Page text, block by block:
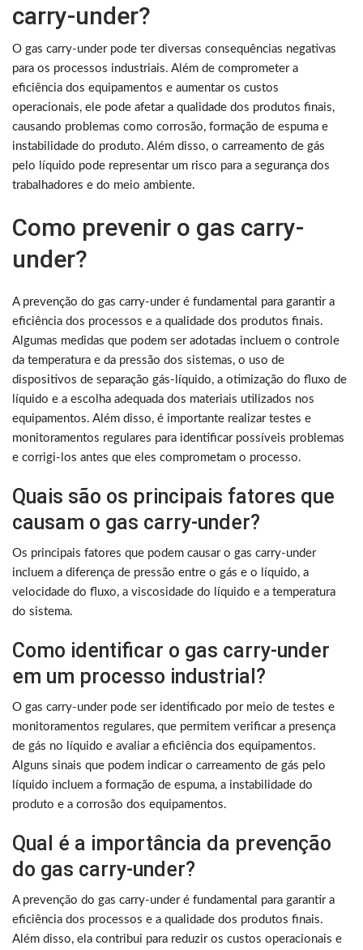
carry-under?
O gas carry-under pode ter diversas consequências negativas
para os processos industriais. Além de comprometer a
eficiência dos equipamentos e aumentar os custos
operacionais, ele pode afetar a qualidade dos produtos finais,
causando problemas como corrosão, formação de espuma e
instabilidade do produto. Além disso, o carreamento de gás
pelo líquido pode representar um risco para a segurança dos
trabalhadores e do meio ambiente.
Como prevenir o gas carry-
under?
A prevenção do gas carry-under é fundamental para garantir a
eficiência dos processos e a qualidade dos produtos finais.
Algumas medidas que podem ser adotadas incluem o controle
da temperatura e da pressão dos sistemas, o uso de
dispositivos de separação gás-líquido, a otimização do fluxo de
líquido e a escolha adequada dos materiais utilizados nos
equipamentos. Além disso, é importante realizar testes e
monitoramentos regulares para identificar possíveis problemas
e corrigi-los antes que eles comprometam o processo.
Quais são os principais fatores que
causam o gas carry-under?
Os principais fatores que podem causar o gas carry-under
incluem a diferença de pressão entre o gás e o líquido, a
velocidade do fluxo, a viscosidade do líquido e a temperatura
do sistema.
Como identificar o gas carry-under
em um processo industrial?
O gas carry-under pode ser identificado por meio de testes e
monitoramentos regulares, que permitem verificar a presença
de gás no líquido e avaliar a eficiência dos equipamentos.
Alguns sinais que podem indicar o carreamento de gás pelo
líquido incluem a formação de espuma, a instabilidade do
produto e a corrosão dos equipamentos.
Qual é a importância da prevenção
do gas carry-under?
A prevenção do gas carry-under é fundamental para garantir a
eficiência dos processos e a qualidade dos produtos finais.
Além disso, ela contribui para reduzir os custos operacionais e